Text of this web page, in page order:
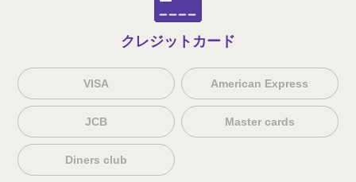
クレジット カード
VISA American Express
JCB Master cards
Diners club